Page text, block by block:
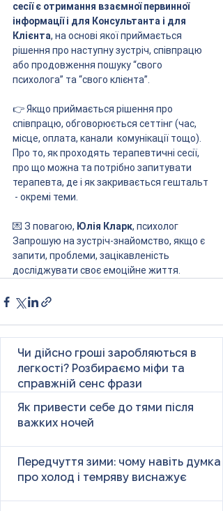
сесії є отримання взаємної первинної
інформації і для Консультанта і для
Клієнта, на основі якої приймається
рішення про наступну зустріч, співпрацю
або продовження пошуку “свого
психолога” та “свого клієнта”.
👉 Якщо приймається рішення про
співпрацю, обговорюється сеттінг (час,
місце, оплата, канали  комунікації тощо).
Про то, як проходять терапевтичні сесії,
про що можна та потрібно запитувати
терапевта, де і як закривається гештальт
- окремі теми.
💌 З повагою, Юлія Кларк, психолог
Запрошую на зустріч-знайомство, якщо є
запити, проблеми, зацікавленість
досліджувати своє емоційне життя.
Чи дійсно гроші заробляються в
легкості? Розбираємо міфи та
справжній сенс фрази
Як привести себе до тями після
важких ночей
Передчуття зими: чому навіть думка
про холод і темряву виснажує